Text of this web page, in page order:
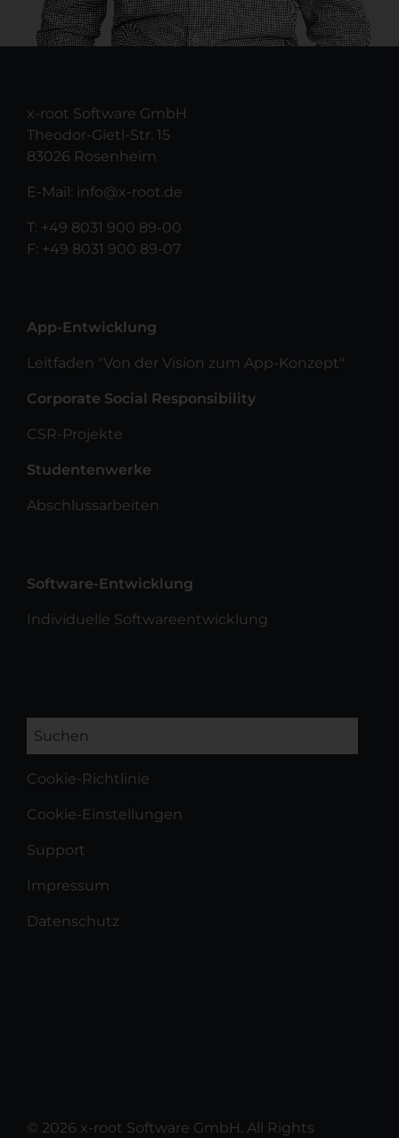
x-root Software GmbH
Theodor-Gietl-Str. 15
83026 Rosenheim
E-Mail: info@x-root.de
T: +49 8031 900 89-00
F: +49 8031 900 89-07
App-Entwicklung
Leitfaden "Von der Vision zum App-Konzept"
Corporate Social Responsibility
CSR-Projekte
Studentenwerke
Abschlussarbeiten
Software-Entwicklung
Individuelle Softwareentwicklung
Cookie-Richtlinie
Cookie-Einstellungen
Support
Impressum
Datenschutz
© 2026 x-root Software GmbH. All Rights